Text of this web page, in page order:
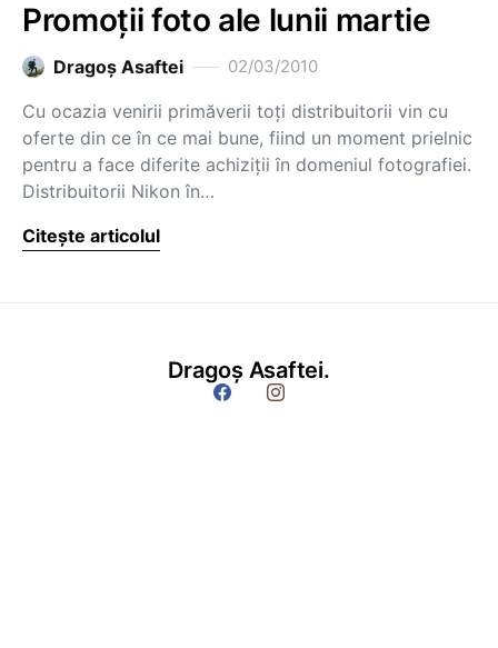
Promoţii foto ale lunii martie
Dragoş Asaftei 02/03/2010
Cu ocazia venirii primăverii toţi distribuitorii vin cu
oferte din ce în ce mai bune, fiind un moment prielnic
pentru a face diferite achiziţii în domeniul fotografiei.
Distribuitorii Nikon în…
Citește articolul
Dragoș Asaftei.